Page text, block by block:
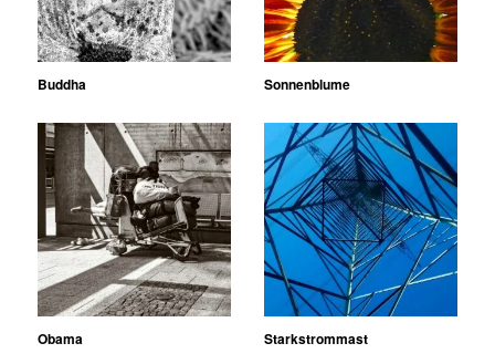
Buddha Sonnenblume
Obama Starkstrommast